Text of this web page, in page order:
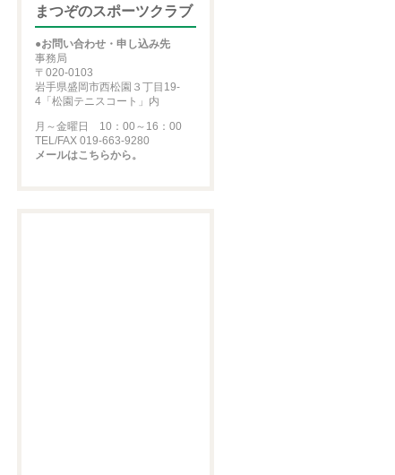
まつぞのスポーツクラブ
●お問い合わせ・申し込み先
事務局
〒020-0103
岩手県盛岡市西松園３丁目19-
4「松園テニスコート」内
月～金曜日 10：00～16：00
TEL/FAX 019-663-9280
メールはこちらから。